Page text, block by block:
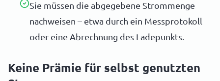
Sie müssen die abgegebene Strommenge
nachweisen – etwa durch ein Messprotokoll
oder eine Abrechnung des Ladepunkts.
Keine Prämie für selbst genutzten